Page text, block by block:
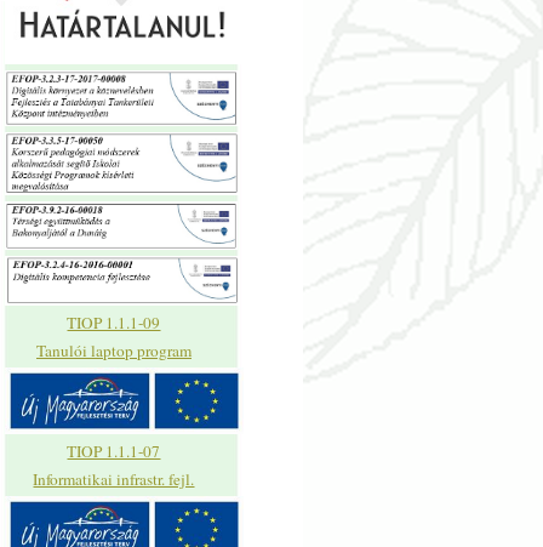
TIOP 1.1.1-09
Tanulói laptop program
TIOP 1.1.1-07
Informatikai infrastr. fejl.